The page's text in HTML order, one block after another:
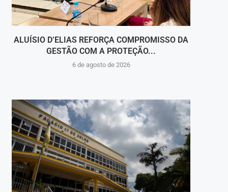
ALUÍSIO D’ELIAS REFORÇA COMPROMISSO DA
GESTÃO COM A PROTEÇÃO...
6 de agosto de 2026